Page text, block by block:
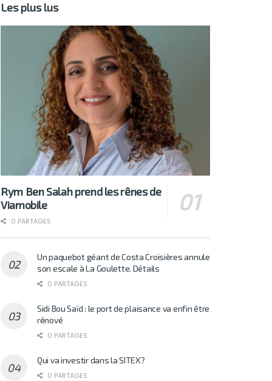
Les plus lus
Rym Ben Salah prend les rênes de
Viamobile
0 PARTAGES
Un paquebot géant de Costa Croisières annule
son escale à La Goulette. Détails
0 PARTAGES
Sidi Bou Saïd : le port de plaisance va enfin être
rénové
0 PARTAGES
Qui va investir dans la SITEX?
0 PARTAGES